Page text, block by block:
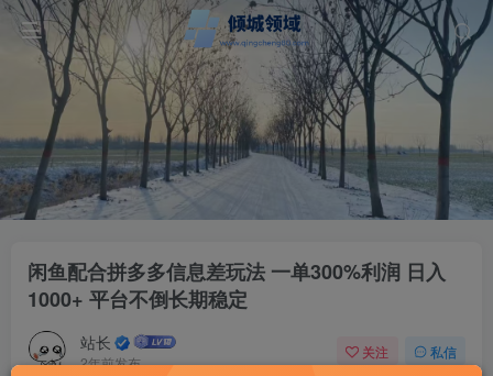
闲鱼配合拼多多信息差玩法 一单300%利润 日入
1000+ 平台不倒长期稳定
站长
2年前发布
关注 私信